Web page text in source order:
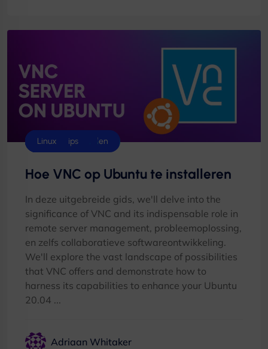
Handleidingen
Bedieningspanelen
cPanel
Cyberpaneel
Datacentrum
Hostingtips
Linux
Hoe VNC op Ubuntu te installeren
In deze uitgebreide gids, we'll delve into the
significance of VNC and its indispensable role in
remote server management, probleemoplossing,
en zelfs collaboratieve softwareontwikkeling.
We'll explore the vast landscape of possibilities
that VNC offers and demonstrate how to
harness its capabilities to enhance your Ubuntu
20.04 ...
Adriaan Whitaker